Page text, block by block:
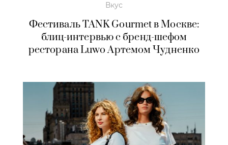
Вкус
Фестиваль TANK Gourmet в Москве:
блиц-интервью с бренд-шефом
ресторана Luwo Артемом Чудненко